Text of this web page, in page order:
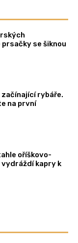
se šiknou
rybáře.
na první
oříškovo-
kapry k